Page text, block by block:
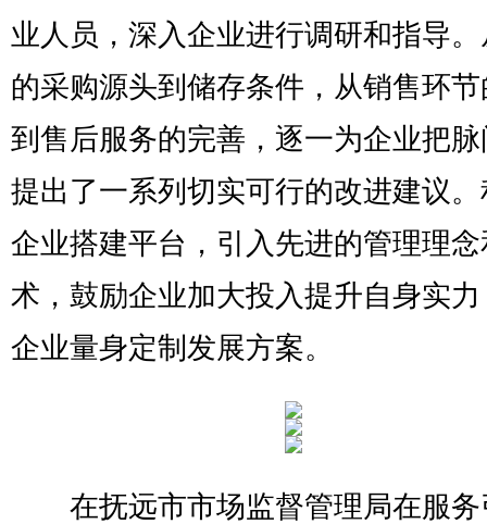
业人员，深入企业进行调研和指导
的采购源头到储存条件，从销售环
到售后服务的完善，逐一为企业把
提出了一系列切实可行的改进建议
企业搭建平台，引入先进的管理理
术，鼓励企业加大投入提升自身实
企业量身定制发展方案。
在抚远市市场监督管理局在服务